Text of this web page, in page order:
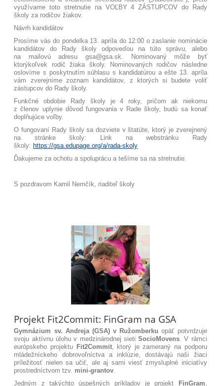
využívame toto stretnutie na VOĽBY 4 ZÁSTUPCOV do Rady
školy za rodičov žiakov.
Návrh kandidátov
Prosíme vás do pondelka 13. apríla do 12:00 o zaslanie nominácie
kandidátov do Rady školy odpoveďou na túto správu, alebo
na mailovú adresu gsa@gsa.sk. Nominovaný môže byť
ktorýkoľvek rodič žiaka školy. Nominovaných rodičov následne
oslovíme s poskytnutím súhlasu s kandidatúrou a ešte 13. apríla
vám zverejníme zoznam kandidátov, z ktorých si budete voliť
zástupcov do Rady školy.
Funkčné obdobie Rady školy je 4 roky, pričom ak niekomu
z členov uplynie dôvod fungovania v Rade školy, budú sa konať
doplňujúce voľby.
O fungovaní Rady školy sa dozviete v štatúte, ktorý je zverejnený
na stránke školy: Link na webstránku Rady
školy: https://gsa.edupage.org/a/rada-skoly
Ďakujeme za ochotu a spoluprácu a tešíme sa na stretnutie.
S pozdravom Kamil Nemčík, riaditeľ školy
Projekt Fit2Commit: FinGram na GSA
Gymnázium sv. Andreja (GSA) v Ružomberku opäť potvrdzuje
svoju aktívnu úlohu v medzinárodnej sietiSocioMovens. V rámci
európskeho projektu Fit2Commit, ktorý je zameraný na podporu
mládežníckeho dobrovoľníctva a inklúzie, dostávajú naši žiaci
príležitosť nielen sa učiť, ale aj sami viesť zmysluplné iniciatívy
prostredníctvom tzv. mini-grantov.
Jedným z takýchto úspešných príkladov je projekt
FinGram,